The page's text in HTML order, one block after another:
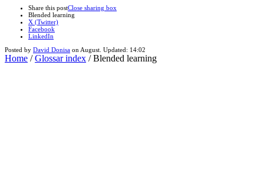
Share this postClose sharing box
Blended learning
X (Twitter)
Facebook
LinkedIn
Posted by David Donisa on August . Updated: 14:02
Home /Glossar index /Blended learning